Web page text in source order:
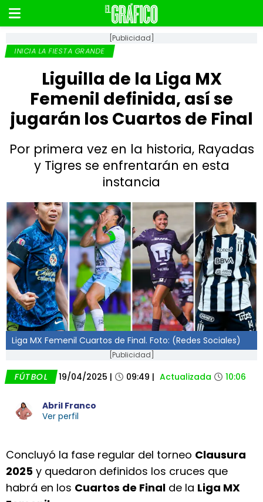
[Publicidad]
INICIA LA FIESTA GRANDE
Liguilla de la Liga MX
Femenil definida, así se
jugarán los Cuartos de Final
Por primera vez en la historia, Rayadas
y Tigres se enfrentarán en esta
instancia
Liga MX Femenil Cuartos de Final. Foto: (Redes Sociales)
[Publicidad]
FÚTBOL 19/04/2025 | 09:49 | Actualizada 10:06
Abril Franco
Ver perfil
Concluyó la fase regular del torneo Clausura
2025 y quedaron definidos los cruces que
habrá en los Cuartos de Final de la Liga MX